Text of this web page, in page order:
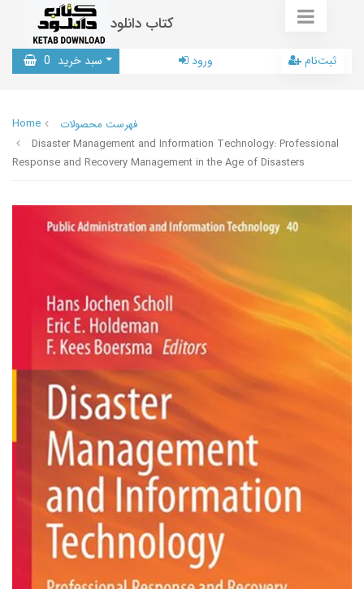
کتاب دانلود
سبد خرید 0 ورود ثبت‌نام
Home
فهرست محصولات
Disaster Management and Information Technology: Professional
Response and Recovery Management in the Age of Disasters